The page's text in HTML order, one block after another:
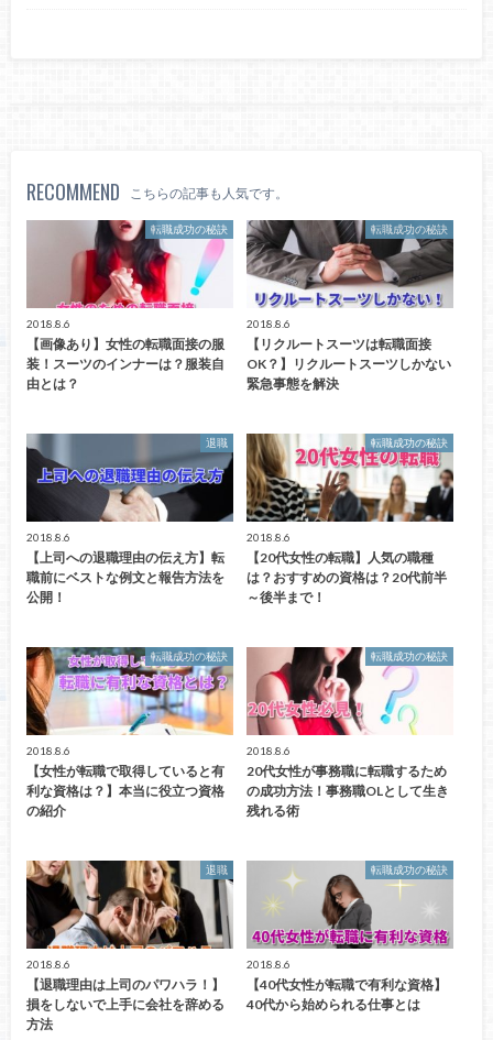
RECOMMEND こちらの記事も人気です。
転職成功の秘訣
2018.8.6
【画像あり】女性の転職面接の服
装！スーツのインナーは？服装自
由とは？
転職成功の秘訣
2018.8.6
【リクルートスーツは転職面接
OK？】リクルートスーツしかない
緊急事態を解決
退職
2018.8.6
【上司への退職理由の伝え方】転
職前にベストな例文と報告方法を
公開！
転職成功の秘訣
2018.8.6
【20代女性の転職】人気の職種
は？おすすめの資格は？20代前半
～後半まで！
転職成功の秘訣
2018.8.6
【女性が転職で取得していると有
利な資格は？】本当に役立つ資格
の紹介
転職成功の秘訣
2018.8.6
20代女性が事務職に転職するため
の成功方法！事務職OLとして生き
残れる術
退職
2018.8.6
【退職理由は上司のパワハラ！】
損をしないで上手に会社を辞める
方法
転職成功の秘訣
2018.8.6
【40代女性が転職で有利な資格】
40代から始められる仕事とは